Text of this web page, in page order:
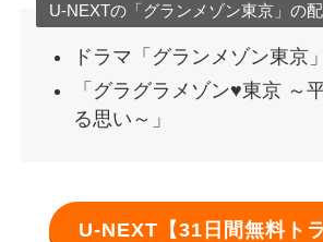
U-NEXTの「グランメゾン東京」の
ドラマ「グランメゾン東京」
「グラグラメゾン♥東京 ～
る思い～」
U-NEXT【31日間無料ト